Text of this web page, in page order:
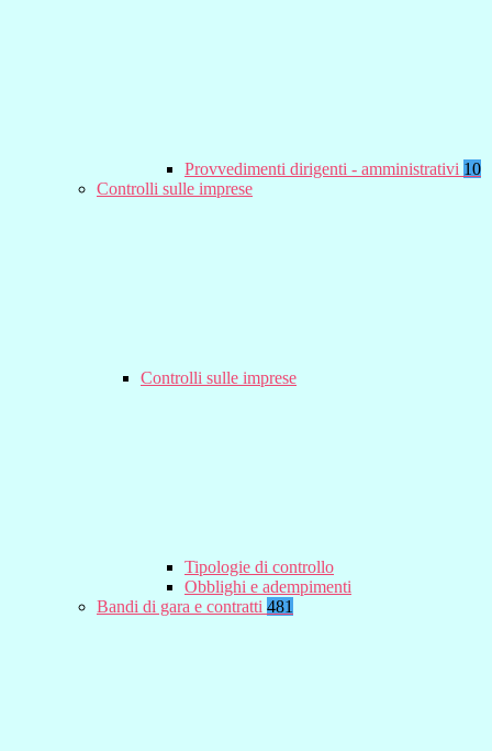
Provvedimenti dirigenti - amministrativi 10
Controlli sulle imprese
Controlli sulle imprese
Tipologie di controllo
Obblighi e adempimenti
Bandi di gara e contratti 481